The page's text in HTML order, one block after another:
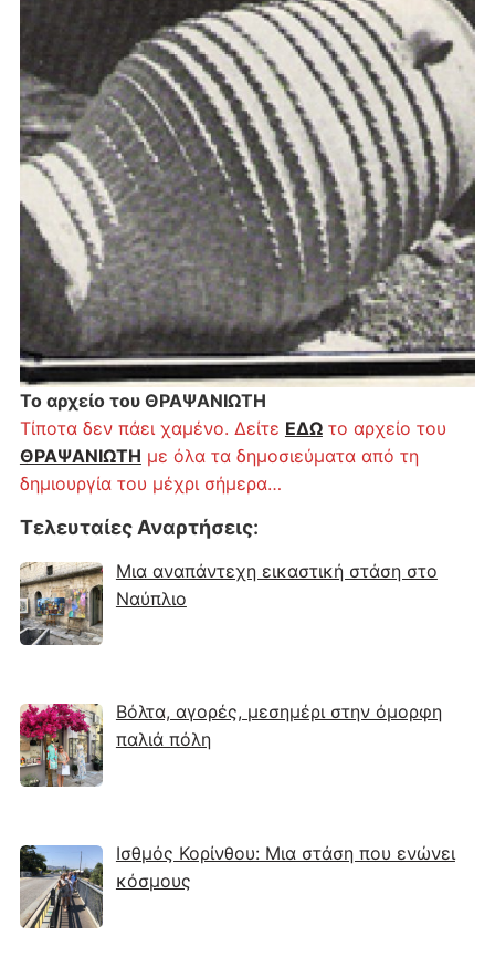
Το αρχείο του ΘΡΑΨΑΝΙΩΤΗ
Τίποτα δεν πάει χαμένο. Δείτε ΕΔΩτο αρχείο του
ΘΡΑΨΑΝΙΩΤΗ με όλα τα δημοσιεύματα από τη
δημιουργία του μέχρι σήμερα…
Τελευταίες Αναρτήσεις:
Μια αναπάντεχη εικαστική στάση στο
Ναύπλιο
Βόλτα, αγορές, μεσημέρι στην όμορφη
παλιά πόλη
Ισθμός Κορίνθου: Μια στάση που ενώνει
κόσμους